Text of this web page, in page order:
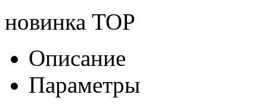
новинка TOP
Описание
Параметры